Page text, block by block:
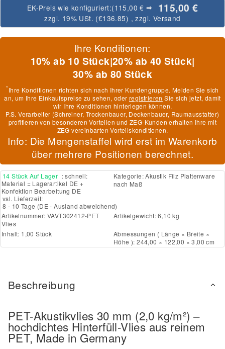
EK-Preis wie konfiguriert:(115,00 € ⇒ 115,00 €
zzgl. 19% USt. (€136.85) , zzgl. Versand
Ihre Konditionen:
10% ab 10 Stück|20% ab 40 Stück|
30% ab 80 Stück
*Ihre Konditionen richten sich nach Ihrer Kundengruppe. Melden Sie sich
an, um Ihre Einkaufspreise zu sehen, oderregistrieren Sie sich jetzt, damit
wir Ihre Konditionen hinterlegen können.
P.S. Verarbeiter (Schreiner, Trockenbauer, Deckenbauer, Raumausstatter)
profitieren von besonderen Vorteilen und ZEG-Kunden erhalten ihre mit
ZEG vereinbarten Vorteilskonditionen.
Info: Die Mengenstaffel wird erst im Warenkorb
über mehrere Positionen berechnet.
14 Stück Auf Lager : schnell:
Material = Lagerartikel DE +
Konfektion Bearbeitung DE
vsl. Lieferzeit:
8 - 10 Tage (DE - Ausland abweichend)
Kategorie:Akustik Filz Plattenware
nach Maß
Artikelnummer: VAVT302412-PET
Vlies
Artikelgewicht: 6,10 kg
Inhalt: 1,00 Stück
Abmessungen ( Länge × Breite ×
Höhe ): 244,00 × 122,00 × 3,00 cm
Beschreibung
PET-Akustikvlies 30 mm (2,0 kg/m²) –
hochdichtes Hinterfüll-Vlies aus reinem
PET, Made in Germany